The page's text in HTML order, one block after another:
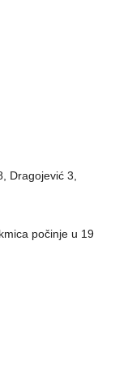
Dragojević 3,
počinje u 19